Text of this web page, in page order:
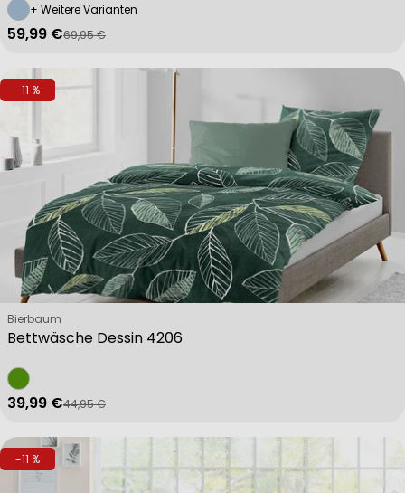
+ Weitere Varianten
Verkaufspreis
59,99 €
Regulärer Preis
69,95 €
-11 %
Bettwäsche Dessin 4206
Verkäufer:
Bierbaum
Verkaufspreis
39,99 €
Regulärer Preis
44,95 €
-11 %